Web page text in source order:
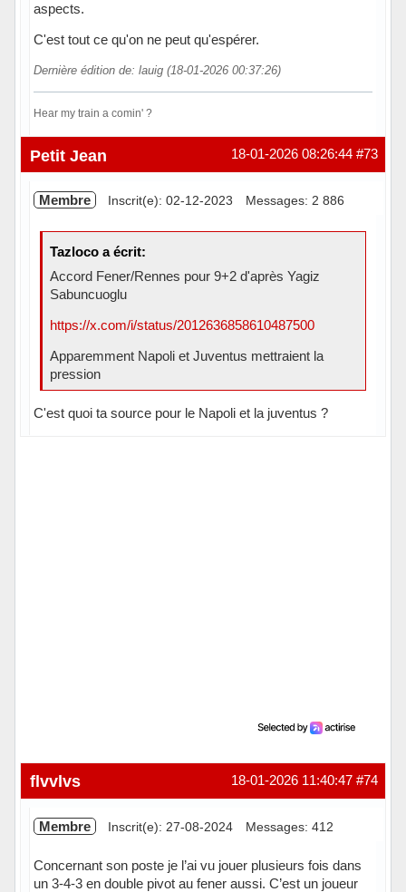
aspects.
C'est tout ce qu'on ne peut qu'espérer.
Dernière édition de: lauig (18-01-2026 00:37:26)
Hear my train a comin' ?
Hors ligne #73
18-01-2026 08:26:44
Petit Jean
Membre Inscrit(e): 02-12-2023 Messages: 2 886
Tazloco a écrit:
Accord Fener/Rennes pour 9+2 d'après Yagiz
Sabuncuoglu
https://x.com/i/status/2012636858610487500
Apparemment Napoli et Juventus mettraient la
pression
C'est quoi ta source pour le Napoli et la juventus ?
#74
18-01-2026 11:40:47
flvvlvs
Membre Inscrit(e): 27-08-2024 Messages: 412
Concernant son poste je l’ai vu jouer plusieurs fois dans
un 3-4-3 en double pivot au fener aussi. C’est un joueur